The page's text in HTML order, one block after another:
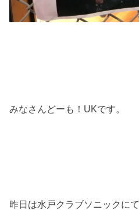
みなさんどーも！UKです。
昨日は水戸クラブソニックにて